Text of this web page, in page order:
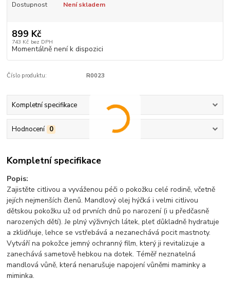
Dostupnost Není skladem
899 Kč
743 Kč bez DPH
Momentálně není k dispozici
Číslo produktu: R0023
Kompletní specifikace
Hodnocení 0
Kompletní specifikace
Popis:
Zajistěte citlivou a vyváženou péči o pokožku celé rodině, včetně
jejích nejmenších členů. Mandlový olej hýčká i velmi citlivou
dětskou pokožku už od prvních dnů po narození (i u předčasně
narozených dětí). Je plný výživných látek, pleť důkladně hydratuje
a zklidňuje, lehce se vstřebává a nezanechává pocit mastnoty.
Vytváří na pokožce jemný ochranný film, který ji revitalizuje a
zanechává sametově hebkou na dotek. Téměř neznatelná
mandlová vůně, která nenarušuje napojení vůněmi maminky a
miminka.